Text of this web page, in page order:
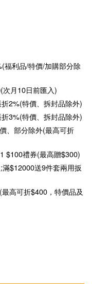
福利品/特價/加購部分除
次月10日前匯入)
2%(特價、拆封品除外)
3%(特價、拆封品除外)
、部分除外(最高可折
$100禮券(最高贈$300)
$12000送9件套兩用扳
高可折$400，特價品及